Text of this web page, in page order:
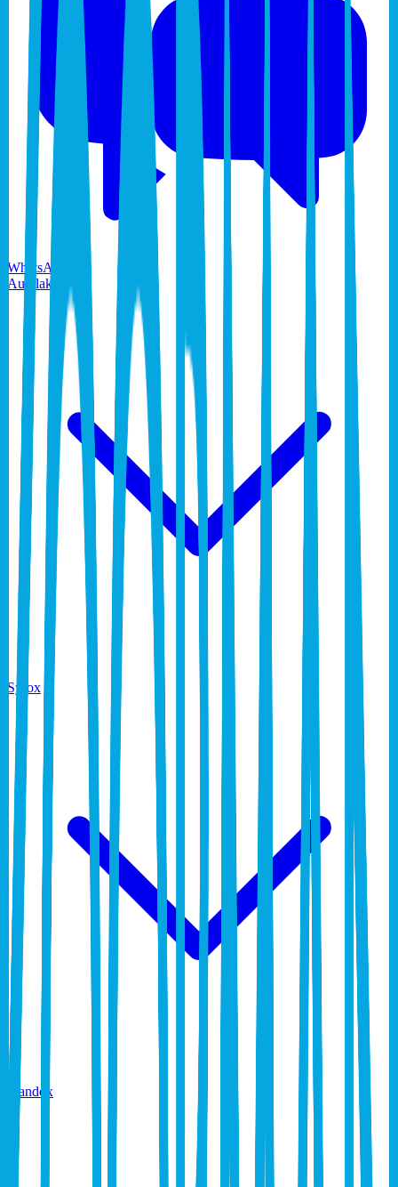
WhatsApp
Autolak
Syrox
Standox